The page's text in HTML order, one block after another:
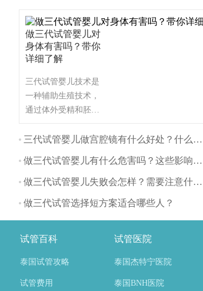
做三代试管婴儿对
身体有害吗？带你
详细了解
三代试管婴儿技术是
一种辅助生殖技术，
通过体外受精和胚胎
不育夫妇生育。与自
管婴儿对身体的影响
主要体现在以下几个
三代试管婴儿做宫腔镜有什么好处？什么时间做最好？
做三代试管婴儿有什么危害吗？这些影响要注意
做三代试管婴儿失败会怎样？需要注意什么？
做三代试管选择短方案适合哪些人？
试管百科 试管医院
泰国试管攻略 泰国杰特宁医院
试管费用 泰国BNH医院